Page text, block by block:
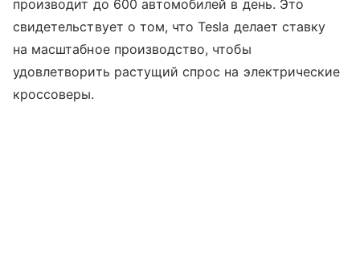
производит до 600 автомобилей в день. Это
свидетельствует о том, что Tesla делает ставку
на масштабное производство, чтобы
удовлетворить растущий спрос на электрические
кроссоверы.